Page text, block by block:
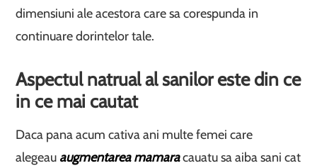
dimensiuni ale acestora care sa corespunda in
continuare dorintelor tale.
Aspectul natrual al sanilor este din ce
in ce mai cautat
Daca pana acum cativa ani multe femei care
alegeau augmentarea mamaracauatu sa aiba sani cat